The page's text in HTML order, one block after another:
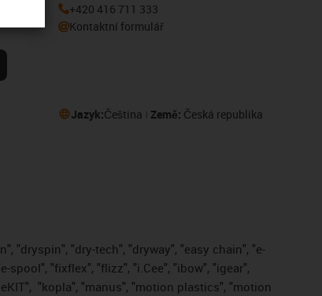
+420 416 711 333
Kontaktní formulář
Jazyk:Čeština Země: Česká republika
"dryspin", "dry-tech", "dryway", "easy chain", "e-
spool", "fixflex", "flizz", "i.Cee", "ibow", "igear",
"kopla", "manus", "motion plastics", "motion